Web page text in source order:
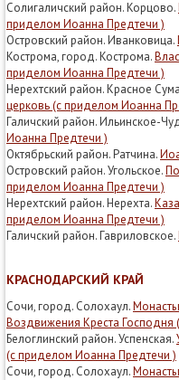
Солигаличский район. Корцово.
приделом Иоанна Предтечи )
Островский район. Иванковица.
Кострома, город. Кострома.
приделом Иоанна Предтечи )
Нерехтский район. Красное
церковь (с приделом Иоанна
Галичский район. Ильинское-
Иоанна Предтечи )
Октябрьский район. Ратчина.
Островский район. Угольское.
приделом Иоанна Предтечи )
Нерехтский район. Нерехта.
приделом Иоанна Предтечи )
Галичский район. Гавриловское.
КРАСНОДАРСКИЙ КРАЙ
Сочи, город. Солохаул.
Воздвижения Креста
Белоглинский район. Успенская.
(с приделом Иоанна Предтечи )
Сочи, город. Солохаул.